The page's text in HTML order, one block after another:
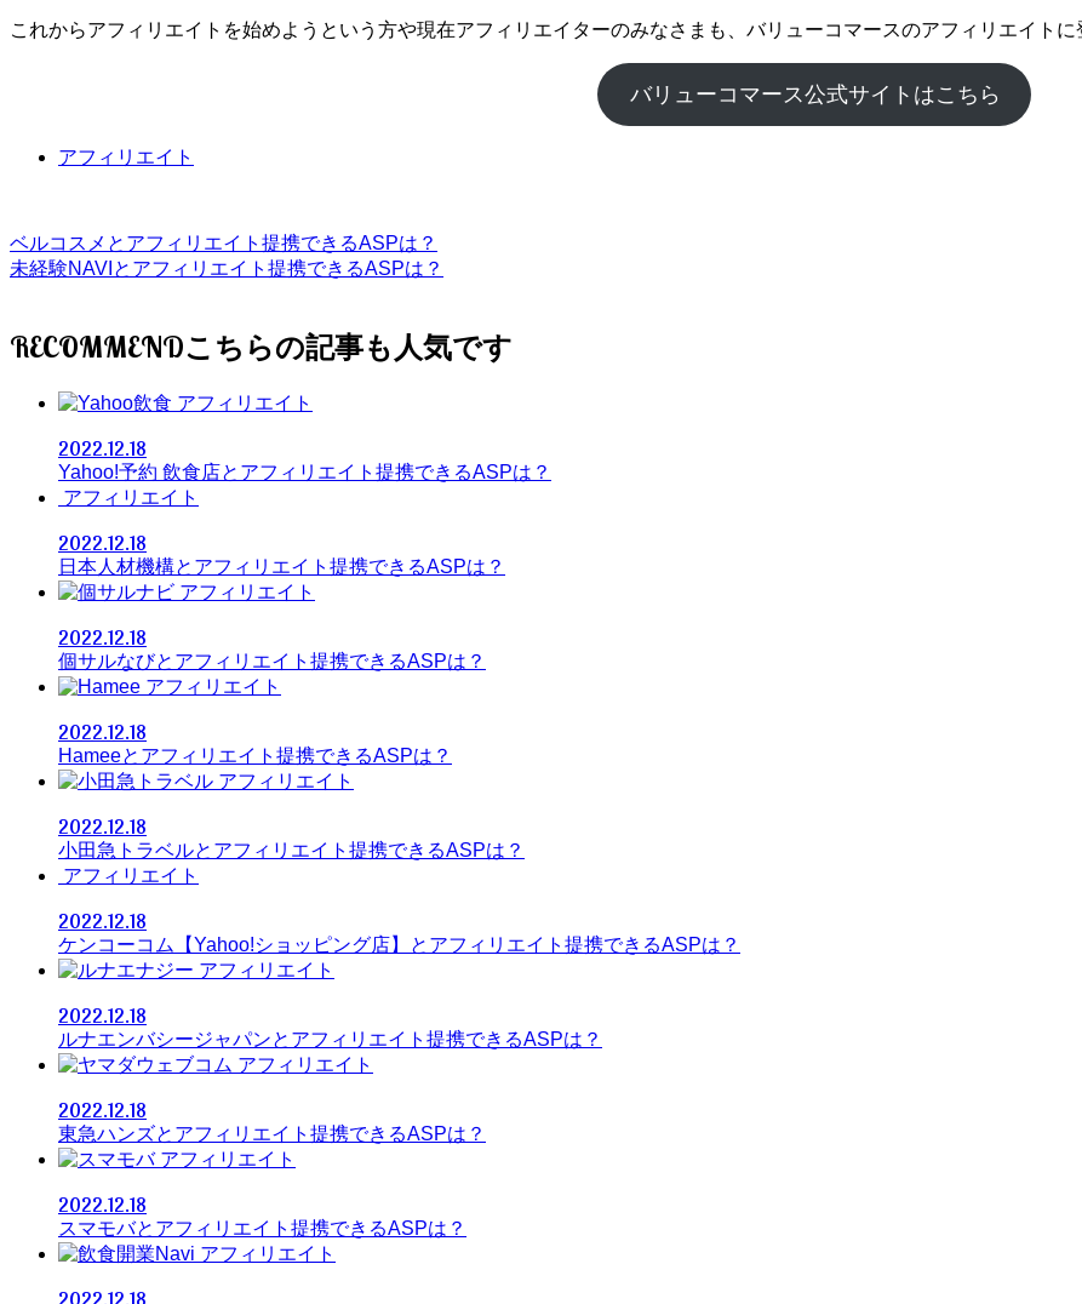
これからアフィリエイトを始めようという方や現在アフィリエイターのみなさまも、バリューコマースのアフィリエイト
バリューコマース公式サイトはこちら
アフィリエイト
ベルコスメとアフィリエイト提携できるASPは？
未経験NAVIとアフィリエイト提携できるASPは？
RECOMMEND
アフィリエイト
2022.12.18
Yahoo!予約 飲食店とアフィリエイト提携できるASPは？
アフィリエイト
2022.12.18
日本人材機構とアフィリエイト提携できるASPは？
アフィリエイト
2022.12.18
個サルなびとアフィリエイト提携できるASPは？
アフィリエイト
2022.12.18
Hameeとアフィリエイト提携できるASPは？
アフィリエイト
2022.12.18
小田急トラベルとアフィリエイト提携できるASPは？
アフィリエイト
2022.12.18
ケンコーコム【Yahoo!ショッピング店】とアフィリエイト提携できるASPは？
アフィリエイト
2022.12.18
ルナエンバシージャパンとアフィリエイト提携できるASPは？
アフィリエイト
2022.12.18
東急ハンズとアフィリエイト提携できるASPは？
アフィリエイト
2022.12.18
スマモバとアフィリエイト提携できるASPは？
アフィリエイト
2022.12.18